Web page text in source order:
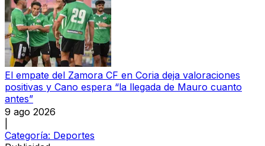
El empate del Zamora CF en Coria deja valoraciones
positivas y Cano espera “la llegada de Mauro cuanto
antes”
9 ago 2026
Categoría: Deportes